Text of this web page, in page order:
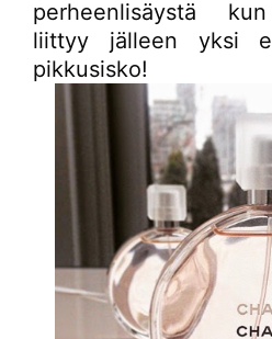
perheenlisäystä
liittyy jälleen yksi
pikkusisko!